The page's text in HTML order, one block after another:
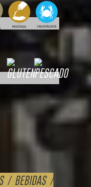
/ BEBIDAS /